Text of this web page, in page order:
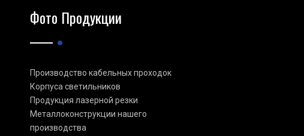
Фото Продукции
Производство кабельных проходок
Корпуса светильников
Продукция лазерной резки
Металлоконструкции нашего
производства